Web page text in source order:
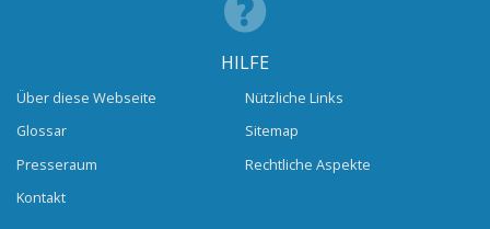
HILFE
Über diese Webseite
Glossar
Presseraum
Kontakt
Nützliche Links
Sitemap
Rechtliche Aspekte